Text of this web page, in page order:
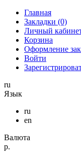
Главная
Закладки (0)
Личный
Корзина
Оформление
Войти
ru
Язык
ru
en
Валюта
р.